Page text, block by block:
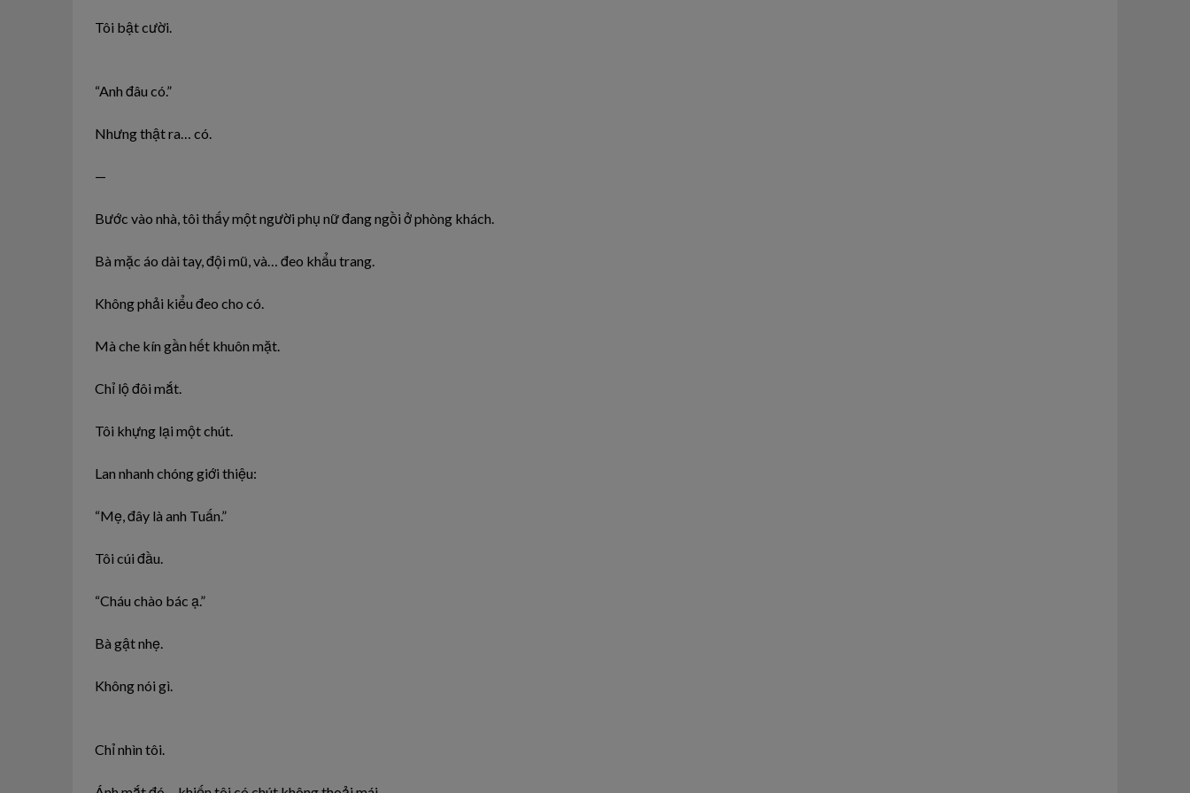
Tôi bật cười.
“Anh đâu có.”
Nhưng thật ra… có.
—
Bước vào nhà, tôi thấy một người phụ nữ đang ngồi ở phòng khách.
Bà mặc áo dài tay, đội mũ, và… đeo khẩu trang.
Không phải kiểu đeo cho có.
Mà che kín gần hết khuôn mặt.
Chỉ lộ đôi mắt.
Tôi khựng lại một chút.
Lan nhanh chóng giới thiệu:
“Mẹ, đây là anh Tuấn.”
Tôi cúi đầu.
“Cháu chào bác ạ.”
Bà gật nhẹ.
Không nói gì.
Chỉ nhìn tôi.